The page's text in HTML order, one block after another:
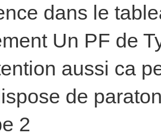
dans le
Un PF de
aussi ca
de
2